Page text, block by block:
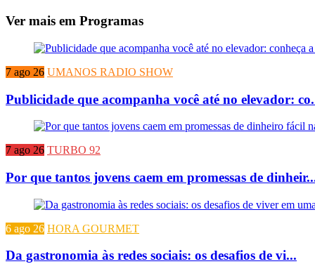
Ver mais em Programas
7 ago 26 UMANOS RADIO SHOW
Publicidade que acompanha você até no elevador:
7 ago 26 TURBO 92
Por que tantos jovens caem em promessas de
6 ago 26 HORA GOURMET
Da gastronomia às redes sociais: os desafios de vi...